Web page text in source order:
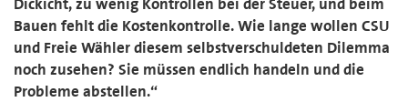
Bauen fehlt die Kostenkontrolle. Wie lange wollen CSU
und Freie Wähler diesem selbstverschuldeten Dilemma
noch zusehen? Sie müssen endlich handeln und die
Probleme abstellen.“